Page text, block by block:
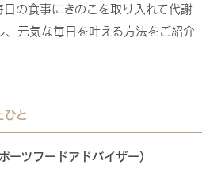
の食事にきのこを取り入れて代謝
、元気な毎日を叶える方法をご紹介
ひと
ーツフードアドバイザー)